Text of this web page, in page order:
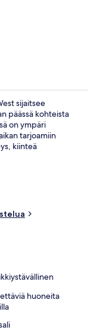
sijaitsee
päässä kohteista
on ympäri
tarjoamiin
kiinteä
ja Bryant Park
Asiakkaat pitävät
nähtävyyksien
yhteyksiä: 42
muutaman
metroasema 6
huoneita